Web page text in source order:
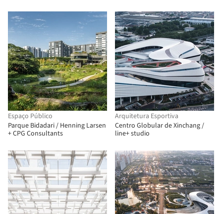
Espaço Público
Parque Bidadari / Henning Larsen
+ CPG Consultants
Arquitetura Esportiva
Centro Globular de Xinchang /
line+ studio